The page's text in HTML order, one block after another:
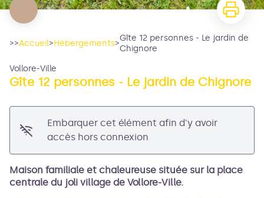
>>Accueil>Hébergements>
Gîte 12 personnes - Le jardin de
Chignore
Vollore-Ville
Gîte 12 personnes - Le jardin de Chignore
Embarquer cet élément afin d'y avoir
accès hors connexion
Maison familiale et chaleureuse située sur la place
centrale du joli village de Vollore-Ville.